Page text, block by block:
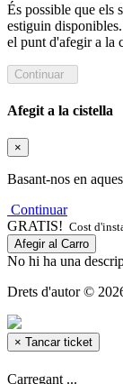
És possible que els
estiguin
el punt d'afegir a la
Afegit a la cistella
×
Basant-nos en
Continuar
GRATIS! Cost
Afegir al Carro
No hi ha una
Drets d'autor ©
× Tancar ticket
Carregant ...